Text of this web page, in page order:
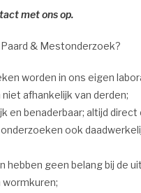
met ons op.
& Mestonderzoek?
worden in ons eigen
afhankelijk van derden;
en benaderbaar; altijd
ook
hebben geen belang bij de